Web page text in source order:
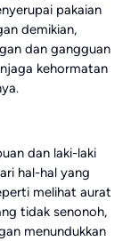
pakaian
demikian,
dan gangguan
kehormatan
dan laki-laki
hal-hal yang
melihat aurat
tidak senonoh,
menundukkan